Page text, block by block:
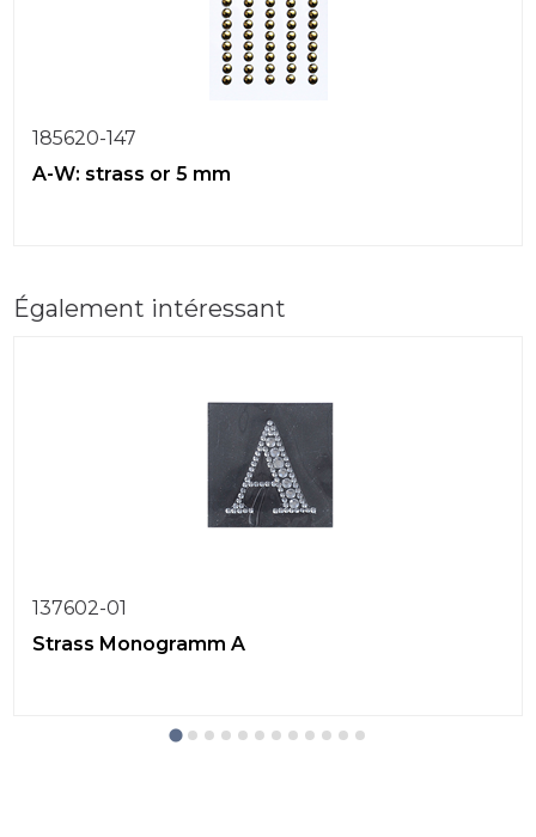
185620-147
A-W: strass or 5 mm
Également intéressant
137602-01
Strass Monogramm A